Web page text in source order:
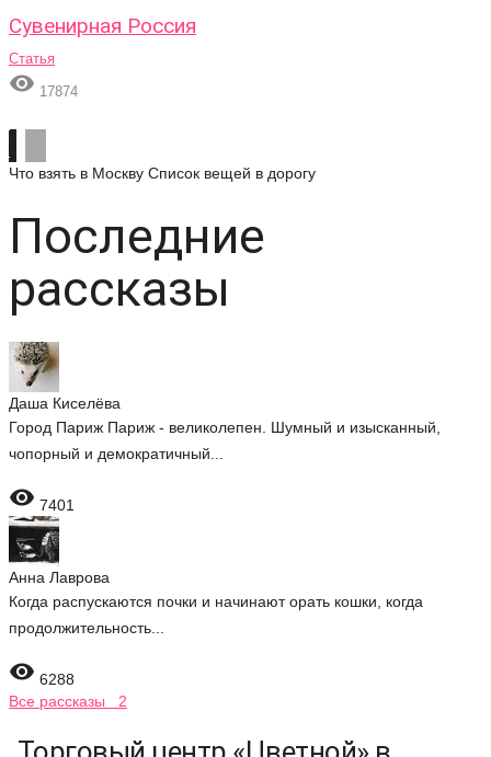
Сувенирная Россия
Статья
 17874
Что взять в Москву Список вещей в дорогу
Последние
рассказы
Даша Киселёва
Город Париж Париж - великолепен. Шумный и изысканный,
чопорный и демократичный...
 7401
Анна Лаврова
Когда распускаются почки и начинают орать кошки, когда
продолжительность...
 6288
Все рассказы 2